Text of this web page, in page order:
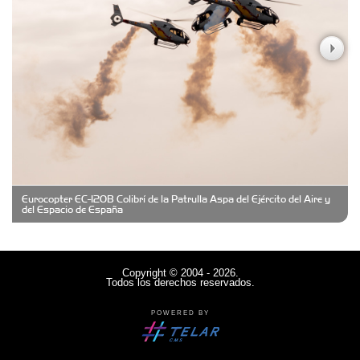
Casa Berta
Clima Castelar
CONSERVAS YAMASIRO
Cubanico´s - Cubanitos Rellenos!
Denisi Market
Eurocopter EC-120B Colibrí de la Patrulla Aspa del Ejército del Aire y
del Espacio de España
Copyright © 2004 - 2026.
Todos los derechos reservados.
POWERED BY